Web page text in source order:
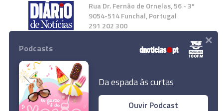
Rua Dr. Fernão de Ornelas, 56 - 3º
9054-514 Funchal, Portugal
291 202 300
Instale a nossa App
Podcasts
Da espada às curtas
Ouvir Podcast
×